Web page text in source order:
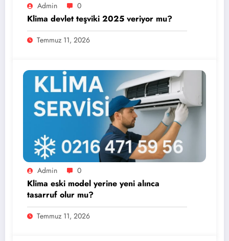
Admin 0
Klima devlet teşviki 2025 veriyor mu?
Temmuz 11, 2026
Admin 0
Klima eski model yerine yeni alınca
tasarruf olur mu?
Temmuz 11, 2026